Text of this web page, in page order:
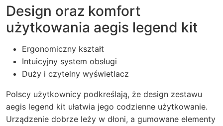
Design oraz komfort
użytkowania aegis legend kit
Ergonomiczny kształt
Intuicyjny system obsługi
Duży i czytelny wyświetlacz
Polscy użytkownicy podkreślają, że design zestawu
aegis legend kit ułatwia jego codzienne użytkowanie.
Urządzenie dobrze leży w dłoni, a gumowane elementy